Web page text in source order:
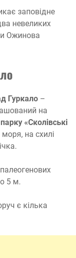
заповідне
невеликих
Ожинова
Гуркало –
на
«Сколівські
на схилі
5 м.
є кілька